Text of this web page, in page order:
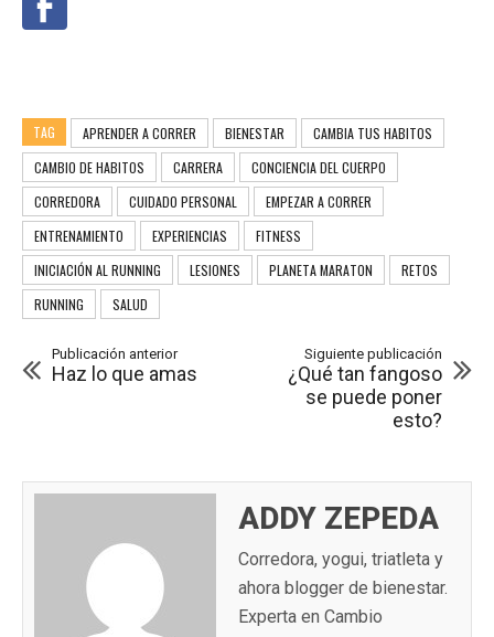
TAG APRENDER A CORRER BIENESTAR
CAMBIA TUS HABITOS
CAMBIO DE HABITOS
CARRERA
CONCIENCIA DEL CUERPO
CORREDORA
CUIDADO PERSONAL
EMPEZAR A CORRER
ENTRENAMIENTO
EXPERIENCIAS
FITNESS
INICIACIÓN AL RUNNING
LESIONES PLANETA MARATON
RETOS
RUNNING
SALUD
Publicación anterior
Haz lo que amas
Siguiente publicación
¿Qué tan fangoso
se puede poner
esto?
ADDY ZEPEDA
Corredora, yogui, triatleta y
ahora blogger de bienestar.
Experta en Cambio